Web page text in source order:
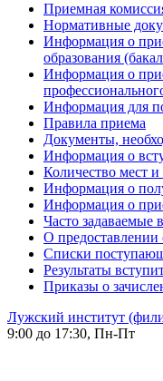
Приемная
Нормативные
Информация о
образования
Информация о
Информация для
Правила приема
Документы,
Информация о
Количество мест
Информация о
Информация о
Часто задаваемые
О
Списки
Результаты
Приказы о
Лужский институт
9:00 до 17:30, Пн-Пт